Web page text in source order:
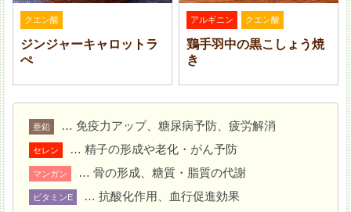
材を加えてさっと混ぜる。
クエン酸
ジンジャーキャロットラ
ぺ
アルギニン クエン酸
鶏手羽中の黒こしょう焼
き
亜鉛 … 免疫力アップ、糖尿病予防、疲労解消
セレン … 精子の形成や老化・がん予防
マンガン … 骨の形成、糖質・脂質の代謝
ビタミンE … 抗酸化作用、血行促進効果